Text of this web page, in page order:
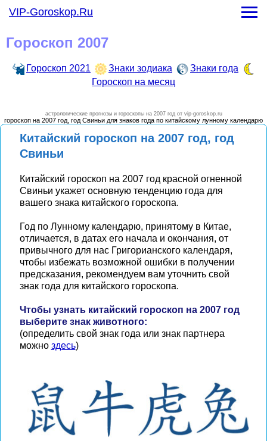
Гороскоп 2007
астрологические прогнозы и гороскопы на 2007 год от vip-goroskop.ru
гороскоп на 2007 год, год Свиньи для знаков года по китайскому лунному календарю
Китайский гороскоп на 2007 год, год
Свиньи
Китайский гороскоп на 2007 год красной огненной
Свиньи укажет основную тенденцию года для
вашего знака китайского гороскопа.
Год по Лунному календарю, принятому в Китае,
отличается, в датах его начала и окончания, от
привычного для нас Григорианского календаря,
чтобы избежать возможной ошибки в получении
предсказания, рекомендуем вам уточнить свой
знак года для китайского гороскопа.
Чтобы узнать китайский гороскоп на 2007 год
выберите знак животного:
(определить свой знак года или знак партнера
можно здесь)
Гороскоп 2021 Знаки зодиака
Знаки года
Гороскоп на месяц
VIP-Goroskop.RuГороскоп на месяц
-Гороскоп на январь 2021 года
-Гороскоп на март 2021 года
Гороскоп на апрель 2021 года
-Гороскоп на май 2021 года
Гороскоп на июнь 2021 года
-Гороскоп на август 2021 года
-Гороскоп на октябрь 2021 года
-Гороскоп на ноябрь 2021 года